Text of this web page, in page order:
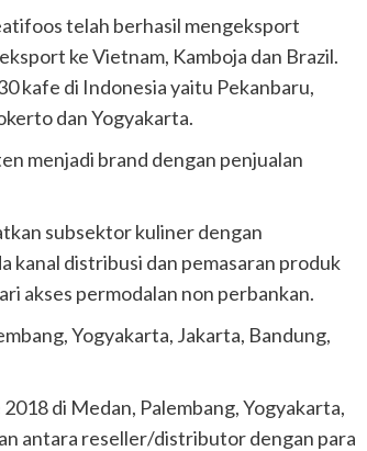
telah berhasil mengeksport
ke Vietnam, Kamboja dan Brazil.
kafe di Indonesia yaitu Pekanbaru,
dan Yogyakarta.
menjadi brand dengan penjualan
subsektor kuliner dengan
kanal distribusi dan pemasaran produk
akses permodalan non perbankan.
Yogyakarta, Jakarta, Bandung,
di Medan, Palembang, Yogyakarta,
antara reseller/distributor dengan para